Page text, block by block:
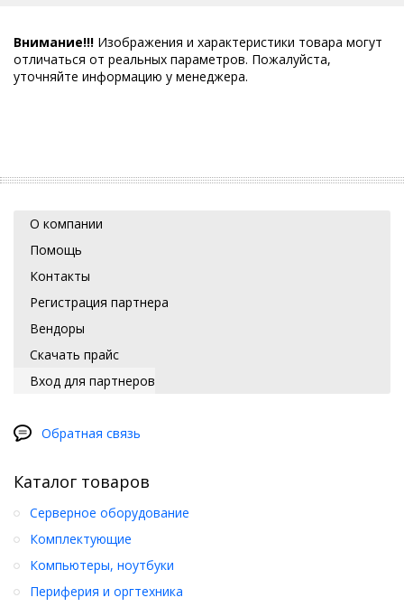
Внимание!!! Изображения и характеристики товара могут
отличаться от реальных параметров. Пожалуйста,
уточняйте информацию у менеджера.
О компании
Помощь
Контакты
Регистрация партнера
Вендоры
Скачать прайс
Вход для партнеров
Обратная связь
Каталог товаров
Серверное оборудование
Комплектующие
Компьютеры, ноутбуки
Периферия и оргтехника